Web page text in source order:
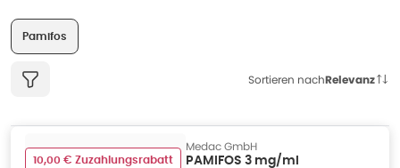
Pamifos
Sortieren nachRelevanz
10,00 € Zuzahlungsrabatt
Medac GmbH
PAMIFOS 3 mg/ml